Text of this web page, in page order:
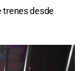
trenes desde